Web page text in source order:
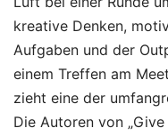
kreative Denken,
Aufgaben und der
einem Treffen am
zieht eine der
Die Autoren von